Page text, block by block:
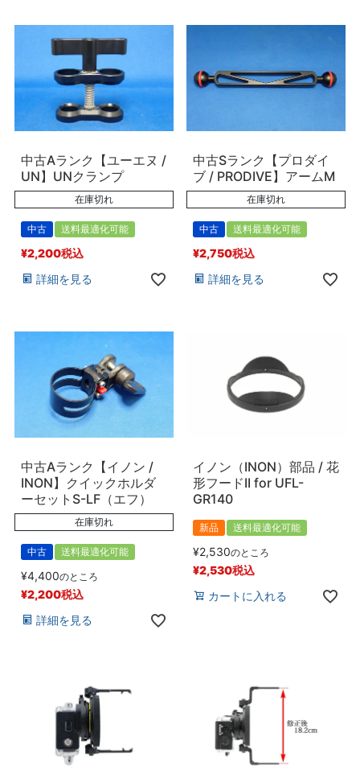
中古Aランク【ユーエヌ /
UN】UNクランプ
在庫切れ
中古 送料最適化可能
¥2,200税込
詳細を見る
中古Sランク【プロダイ
ブ / PRODIVE】アームM
在庫切れ
中古 送料最適化可能
¥2,750税込
詳細を見る
中古Aランク【イノン /
INON】クイックホルダ
ーセットS-LF（エフ）
在庫切れ
中古 送料最適化可能
¥4,400のところ
¥2,200税込
詳細を見る
イノン（INON）部品 / 花
形フードII for UFL-
GR140
新品 送料最適化可能
¥2,530のところ
¥2,530税込
カートに入れる